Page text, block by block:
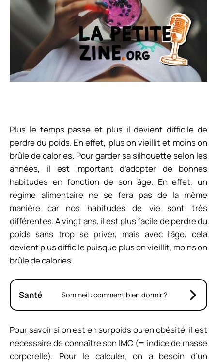
Plus le temps passe et plus il devient difficile de
perdre du poids. En effet, plus on vieillit et moins on
brûle de calories. Pour garder sa silhouette selon les
années, il est important d’adopter de bonnes
habitudes en fonction de son âge. En effet, un
régime alimentaire ne se fera pas de la même
manière car nos habitudes de vie sont très
différentes. A vingt ans, il est plus facile de perdre du
poids sans trop se priver, mais avec l’âge, cela
devient plus difficile puisque plus on vieillit, moins on
brûle de calories.
Santé Sommeil : comment bien dormir ?
Pour savoir si on est en surpoids ou en obésité, il est
nécessaire de connaître son IMC (= indice de masse
corporelle). Pour le calculer, on a besoin d’un